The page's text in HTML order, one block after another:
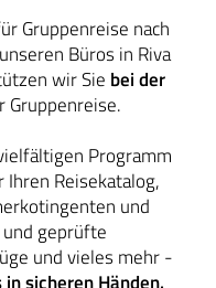
Gruppenreise nach
Büros in Riva
wir Sie bei der
Gruppenreise.
Programm
Reisekatalog,
und
geprüfte
und vieles mehr -
sicheren Händen.